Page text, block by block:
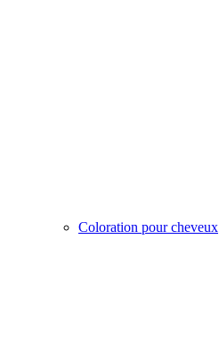
Coloration pour cheveux